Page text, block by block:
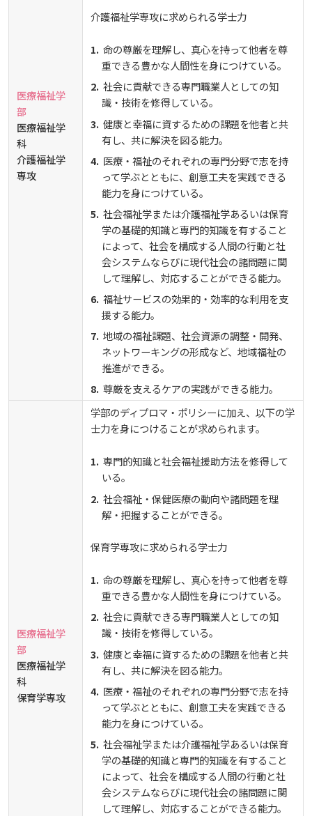
医療福祉学
部
医療福祉学
科
介護福祉学
専攻
介護福祉学専攻に求められる学士力
命の尊厳を理解し、真心を持って他者を尊
重できる豊かな人間性を身につけている。
社会に貢献できる専門職業人としての知
識・技術を修得している。
健康と幸福に資するための課題を他者と共
有し、共に解決を図る能力。
医療・福祉のそれぞれの専門分野で志を持
って学ぶとともに、創意工夫を実践できる
能力を身につけている。
社会福祉学または介護福祉学あるいは保育
学の基礎的知識と専門的知識を有すること
によって、社会を構成する人間の行動と社
会システムならびに現代社会の諸問題に関
して理解し、対応することができる能力。
福祉サービスの効果的・効率的な利用を支
援する能力。
地域の福祉課題、社会資源の調整・開発、
ネットワーキングの形成など、地域福祉の
推進ができる。
尊厳を支えるケアの実践ができる能力。
医療福祉学
部
医療福祉学
科
保育学専攻
学部のディプロマ・ポリシーに加え、以下の学
士力を身につけることが求められます。
専門的知識と社会福祉援助方法を修得して
いる。
社会福祉・保健医療の動向や諸問題を理
解・把握することができる。
保育学専攻に求められる学士力
命の尊厳を理解し、真心を持って他者を尊
重できる豊かな人間性を身につけている。
社会に貢献できる専門職業人としての知
識・技術を修得している。
健康と幸福に資するための課題を他者と共
有し、共に解決を図る能力。
医療・福祉のそれぞれの専門分野で志を持
って学ぶとともに、創意工夫を実践できる
能力を身につけている。
社会福祉学または介護福祉学あるいは保育
学の基礎的知識と専門的知識を有すること
によって、社会を構成する人間の行動と社
会システムならびに現代社会の諸問題に関
して理解し、対応することができる能力。